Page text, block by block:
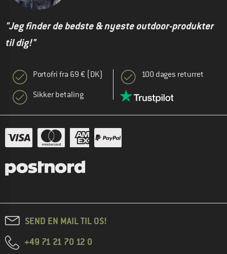
"Jeg finder de bedste & nyeste outdoor-produkter
til dig!"
Portofri fra 69 € (DK)
Sikker betaling
100 dages returret
SEND EN MAIL TIL OS!
+49 71 21 70 12 0